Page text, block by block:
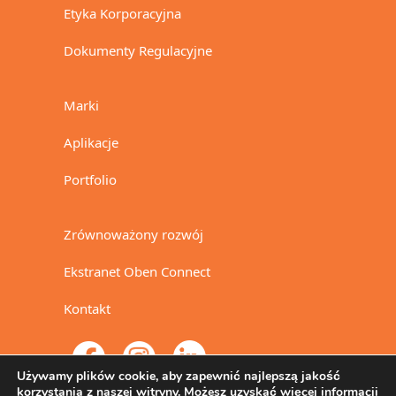
Etyka Korporacyjna
Dokumenty Regulacyjne
Marki
Aplikacje
Portfolio
Zrównoważony rozwój
Ekstranet Oben Connect
Kontakt
Używamy plików cookie, aby zapewnić najlepszą jakość
korzystania z naszej witryny. Możesz uzyskać więcej informacji